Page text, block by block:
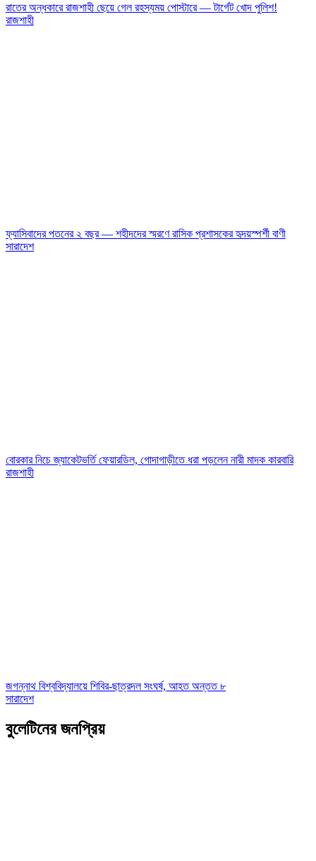
রাতের অন্ধকারে রাজশাহী ছেয়ে গেল রহস্যময় পোস্টারে — টার্গেট খোদ পুলিশ!
রাজশাহী
ফ্যাসিবাদের পতনের ২ বছর — শহীদদের স্মরণে রাসিক প্রশাসকের হৃদয়স্পর্শী বাণী
সারাদেশ
বোরকার নিচে জ্যাকেটভর্তি ফেয়ারডিল, গোদাগাড়ীতে ধরা পড়লেন নারী মাদক কারবারি
রাজশাহী
জগন্নাথ বিশ্ববিদ্যালয়ে শিবির-ছাত্রদল সংঘর্ষ, আহত অন্তত ৮
সারাদেশ
বুলেটিনের জনপ্রিয়